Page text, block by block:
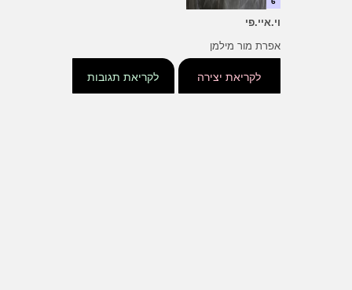
וי.איי.פי
אפרת מור מילמן
לקריאת תגובות לקריאת יצירה